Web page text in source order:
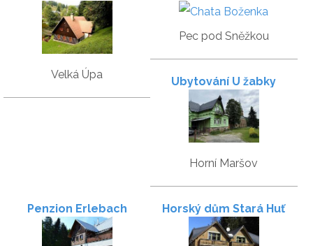
Velká Úpa
Pec pod Sněžkou
Ubytování U žabky
Horní Maršov
Penzion Erlebach Horský dům Stará Huť